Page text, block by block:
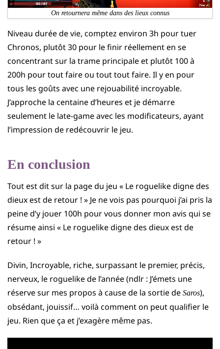
On retournera même dans des lieux connus
Niveau durée de vie, comptez environ 3h pour tuer
Chronos, plutôt 30 pour le finir réellement en se
concentrant sur la trame principale et plutôt 100 à
200h pour tout faire ou tout tout faire. Il y en pour
tous les goûts avec une rejouabilité incroyable.
J’approche la centaine d’heures et je démarre
seulement le late-game avec les modificateurs, ayant
l’impression de redécouvrir le jeu.
En conclusion
Tout est dit sur la page du jeu « Le roguelike digne des
dieux est de retour ! » Je ne vois pas pourquoi j’ai pris la
peine d’y jouer 100h pour vous donner mon avis qui se
résume ainsi « Le roguelike digne des dieux est de
retour ! »
Divin, Incroyable, riche, surpassant le premier, précis,
nerveux, le roguelike de l’année (ndlr : J’émets une
réserve sur mes propos à cause de la sortie de Saros),
obsédant, jouissif… voilà comment on peut qualifier le
jeu. Rien que ça et j’exagère même pas.